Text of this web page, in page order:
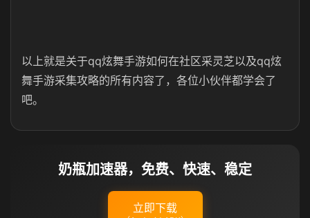
以上就是关于qq炫舞手游如何在社区采灵芝以及qq炫
舞手游采集攻略的所有内容了，各位小伙伴都学会了
吧。
奶瓶加速器，免费、快速、稳定
立即下载